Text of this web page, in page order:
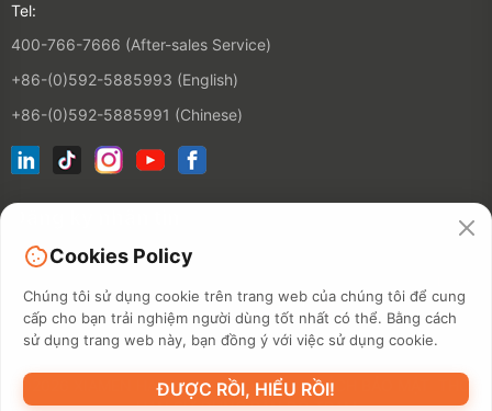
Tel:
400-766-7666 (After-sales Service)
+86-(0)592-5885993 (English)
+86-(0)592-5885991 (Chinese)
©2026 XIAMEN HANIN CO., LTD.CHÍNH SÁCH BẢO MẬT
THỜI
HẠN SỬ DỤNG BẢN ĐỒ TRẠM
Cookies Policy
Chúng tôi sử dụng cookie trên trang web của chúng tôi để cung
cấp cho bạn trải nghiệm người dùng tốt nhất có thể. Bằng cách
sử dụng trang web này, bạn đồng ý với việc sử dụng cookie.
ĐƯỢC RỒI, HIỂU RỒI!